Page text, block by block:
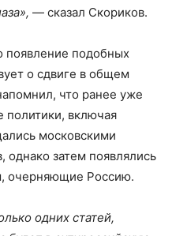
— сказал Скориков.
появление подобных
о сдвиге в общем
что ранее уже
политики, включая
московскими
однако затем появлялись
очерняющие Россию.
одних статей,